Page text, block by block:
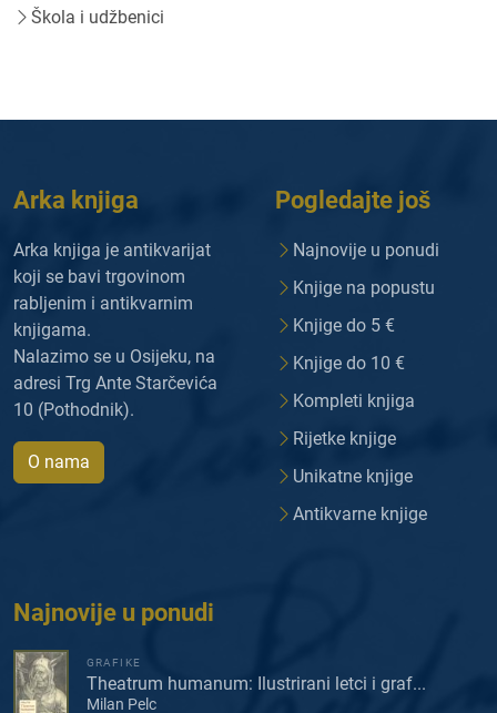
Škola i udžbenici
Arka knjiga
Arka knjiga je antikvarijat
koji se bavi trgovinom
rabljenim i antikvarnim
knjigama.
Nalazimo se u Osijeku, na
adresi Trg Ante Starčevića
10 (Pothodnik).
O nama
Pogledajte još
Najnovije u ponudi
Knjige na popustu
Knjige do 5 €
Knjige do 10 €
Kompleti knjiga
Rijetke knjige
Unikatne knjige
Antikvarne knjige
Najnovije u ponudi
GRAFIKE
Theatrum humanum: Ilustrirani letci i graf...
Milan Pelc